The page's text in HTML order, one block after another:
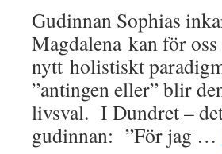
Gudinnan Sophias
Magdalena kan för
nytt holistiskt
”antingen eller” blir
livsval. I Dundret –
gudinnan: ”För jag …